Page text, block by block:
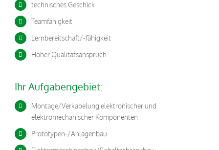
technisches Geschick
Teamfähigkeit
Lernbereitschaft/-fähigkeit
Hoher Qualitätsanspruch
Ihr Aufgabengebiet:
Montage/Verkabelung elektronischer und
elektromechanischer Komponenten
Prototypen-/Anlagenbau